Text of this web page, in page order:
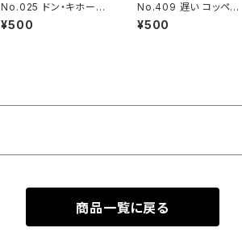
No.025 ドン・キホーテ
よりドルシネアのVa.
¥500
No.409 遅い コッペリ
ア第1幕よりスワニルダ
のVa.
¥500
商品一覧に戻る